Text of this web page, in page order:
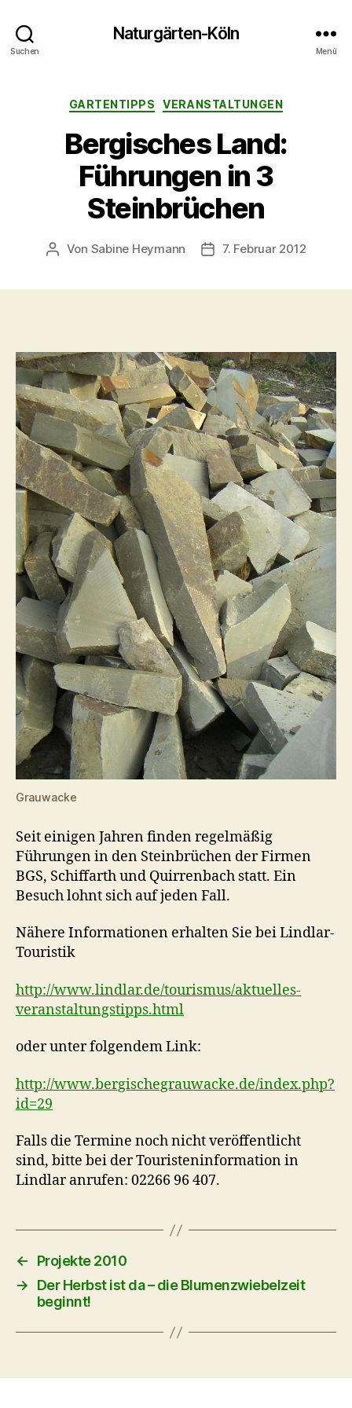
Suchen
Naturgärten-Köln
Menü
Kategorien
GARTENTIPPS VERANSTALTUNGEN
Bergisches Land:
Führungen in 3
Steinbrüchen
Beitragsautor
Von Sabine Heymann Veröffentlichungsdatum
7. Februar 2012
Grauwacke
Seit einigen Jahren finden regelmäßig
Führungen in den Steinbrüchen der Firmen
BGS, Schiffarth und Quirrenbach statt. Ein
Besuch lohnt sich auf jeden Fall.
Nähere Informationen erhalten Sie bei Lindlar-
Touristik
http://www.lindlar.de/tourismus/aktuelles-
veranstaltungstipps.html
oder unter folgendem Link:
http://www.bergischegrauwacke.de/index.php?
id=29
Falls die Termine noch nicht veröffentlicht
sind, bitte bei der Touristeninformation in
Lindlar anrufen: 02266 96 407.
←
Projekte 2010
→
Der Herbst ist da – die Blumenzwiebelzeit
beginnt!